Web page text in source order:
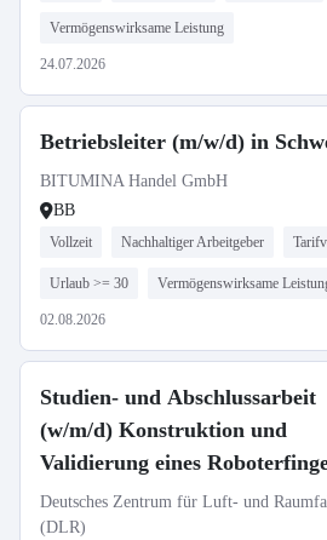
Vermögenswirksame Leistung
24.07.2026
Betriebsleiter (m/w/d) in
BITUMINA Handel GmbH
BB
Vollzeit Nachhaltiger Arbeitgeber
Urlaub >= 30 Vermögenswirksame
02.08.2026
Studien- und Abschlussarbeit
(w/m/d) Konstruktion und
Validierung eines
Deutsches Zentrum für Luft- und
(DLR)